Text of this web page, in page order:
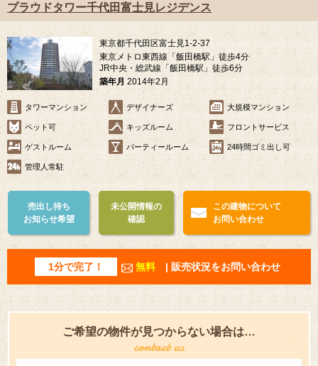
プラウドタワー千代田富士見レジデンス
東京都千代田区富士見1-2-37
東京メトロ東西線「飯田橋駅」徒歩4分
JR中央・総武線「飯田橋駅」徒歩6分
築年月 2014年2月
タワーマンション デザイナーズ 大規模マンション
ペット可 キッズルーム フロントサービス
ゲストルーム パーティールーム 24時間ゴミ出し可
管理人常駐
売出し待ち
お知らせ希望
未公開情報の
確認
この建物について
お問い合わせ
1分で完了！ 無料 | 販売状況をお問い合わせ
ご希望の物件が見つからない場合は…